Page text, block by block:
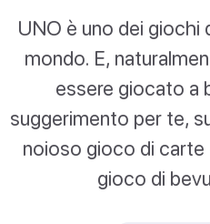
UNO è uno dei giochi
mondo. E,
essere giocato a
suggerimento per te,
noioso gioco di carte
gioco di